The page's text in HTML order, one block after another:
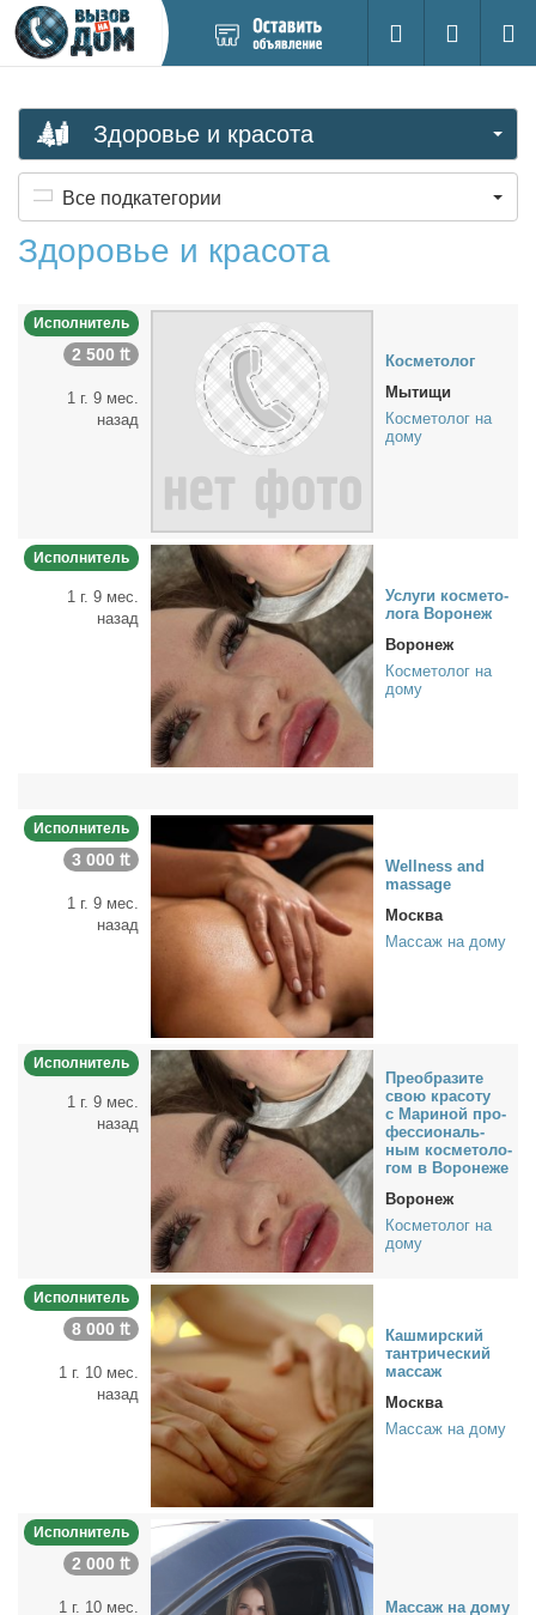
новое
Поиск
Вход на
Здоровье и красота
Все подкатегории
Здоровье и красота
Исполнитель
2 500 ₶
1 г. 9 мес.
назад
Кос­ме­то­лог
Мытищи
Косметолог на
дому
Исполнитель
1 г. 9 мес.
назад
Услу­ги кос­ме­то­
ло­га Во­ро­неж
Воронеж
Косметолог на
дому
Исполнитель
3 000 ₶
1 г. 9 мес.
назад
Wellness and
massage
Москва
Массаж на дому
Исполнитель
1 г. 9 мес.
назад
Пре­об­ра­зи­те
свою кра­со­ту
с Ма­ри­ной про­
фес­сио­наль­
ным кос­ме­то­ло­
гом в Во­ро­не­же
Воронеж
Косметолог на
дому
Исполнитель
8 000 ₶
1 г. 10 мес.
назад
Каш­мир­ский
тан­три­че­ский
мас­саж
Москва
Массаж на дому
Исполнитель
2 000 ₶
1 г. 10 мес.
Мас­саж на до­му